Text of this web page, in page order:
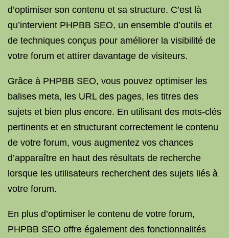
d’optimiser son contenu et sa structure. C’est là
qu’intervient PHPBB SEO, un ensemble d’outils et
de techniques conçus pour améliorer la visibilité de
votre forum et attirer davantage de visiteurs.
Grâce à PHPBB SEO, vous pouvez optimiser les
balises meta, les URL des pages, les titres des
sujets et bien plus encore. En utilisant des mots-clés
pertinents et en structurant correctement le contenu
de votre forum, vous augmentez vos chances
d’apparaître en haut des résultats de recherche
lorsque les utilisateurs recherchent des sujets liés à
votre forum.
En plus d’optimiser le contenu de votre forum,
PHPBB SEO offre également des fonctionnalités